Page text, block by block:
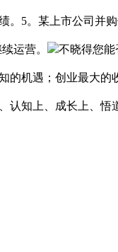
。5。某上市公司并
运营。 不晓得您能
的机遇；创业最大的
知上、成长上、悟